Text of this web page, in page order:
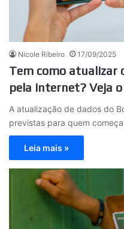
Nicole Ribeiro 17/09/2025
Tem como atualizar
pela internet? Veja
A atualização de dados do
previstas para quem
Leia mais »